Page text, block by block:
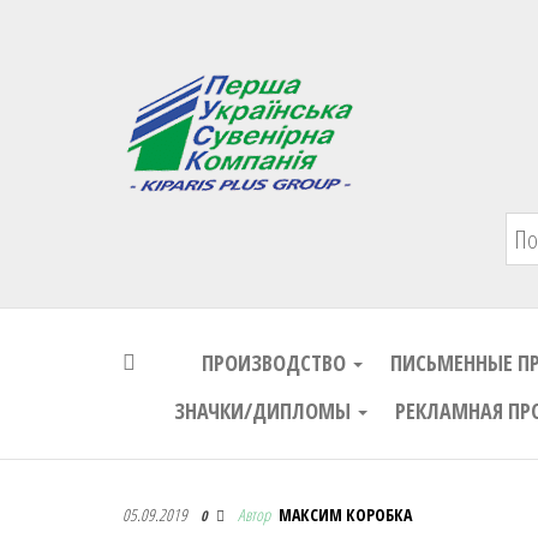
Первая Украинская Сувенирная
ПРОИЗВОДСТВО ПИСЬМЕННЫЕ
ЗНАЧКИ/ДИПЛОМЫ
РЕКЛАМНАЯ
Первая Украинская Сувенирная
05.09.2019 0 Автор МАКСИМ КОРОБКА